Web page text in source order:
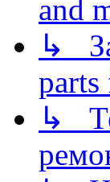
and
↳
↳